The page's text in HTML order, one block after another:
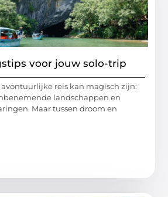
voor jouw solo-trip
reis kan magisch zijn:
landschappen en
Maar tussen droom en